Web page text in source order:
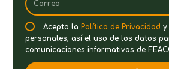
Acepto la Política de Privacidad y
personales, así el uso de los datos
comunicaciones informativas de